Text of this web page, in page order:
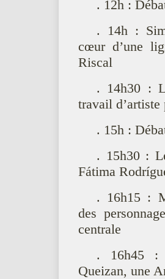
. 12h :
. 14h :
cœur d’une
Riscal
. 14h30 :
travail
. 15h :
. 15h30 :
Fátima
. 16h15 :
des
centrale
. 16h45 :
Queizan, une